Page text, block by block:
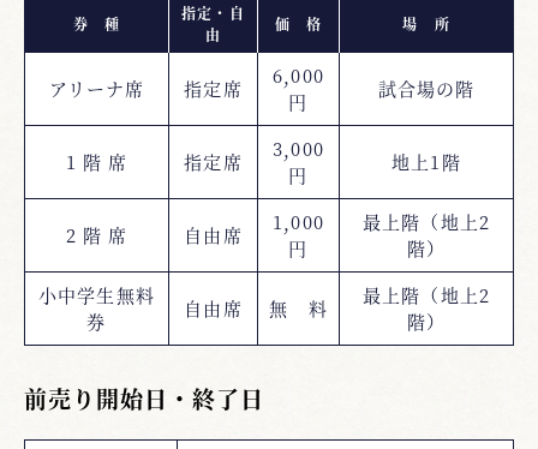
券 種
指定・自
由
価 格 場 所
アリーナ席 指定席
6,000
円
試合場の階
1 階 席 指定席
3,000
円
地上1階
2 階 席 自由席
1,000
円
最上階（地上2
階）
小中学生無料
券
自由席 無 料
最上階（地上2
階）
前売り開始日・終了日